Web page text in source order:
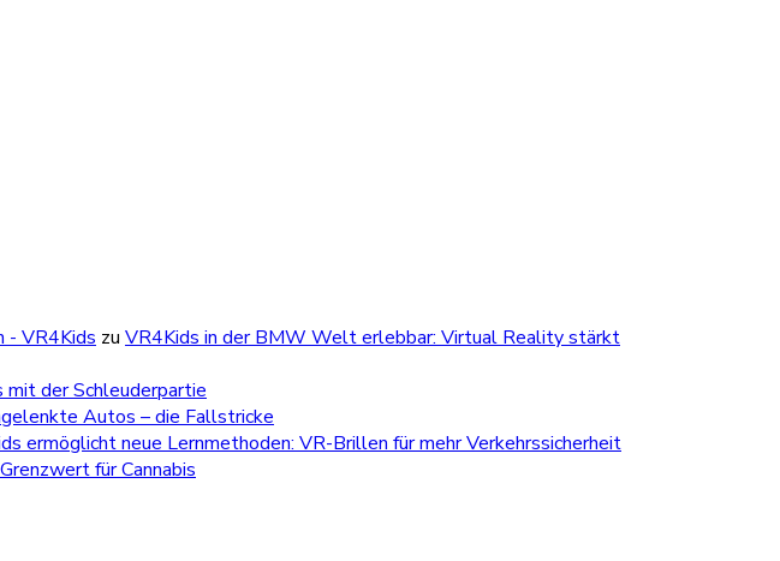
- VR4Kids zu VR4Kids in der BMW Welt erlebbar: Virtual Reality stärkt
mit der Schleuderpartie
Autos – die Fallstricke
ermöglicht neue Lernmethoden: VR-Brillen für mehr Verkehrssicherheit
für Cannabis